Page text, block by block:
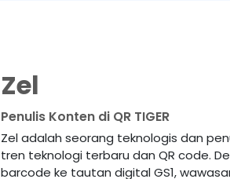
Zel
Penulis Konten di QR TIGER
Zel adalah seorang teknologis dan
tren teknologi terbaru dan QR code.
barcode ke tautan digital GS1,